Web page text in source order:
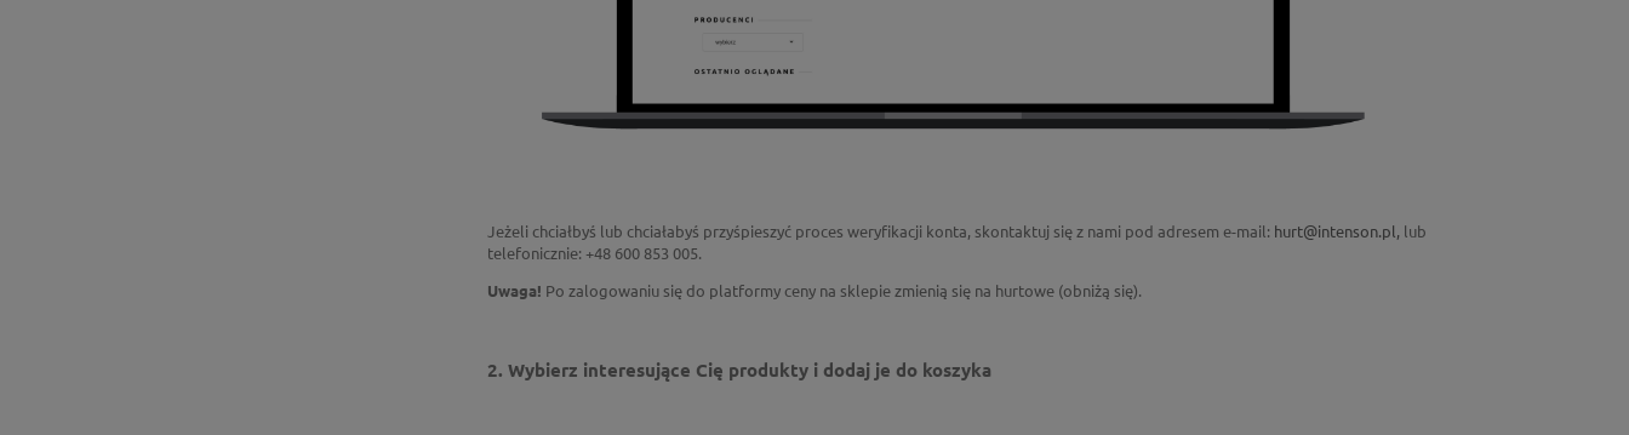
Jeżeli chciałbyś lub chciałabyś przyśpieszyć proces weryfikacji konta, skontaktuj się z nami pod adresem e-mail: hurt@intenson.pl, lub
telefonicznie: +48 600 853 005.
Uwaga! Po zalogowaniu się do platformy ceny na sklepie zmienią się na hurtowe (obniżą się).
2. Wybierz interesujące Cię produkty i dodaj je do koszyka